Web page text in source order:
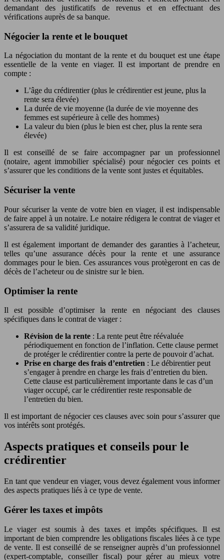
demandant des justificatifs de revenus et en effectuant des
vérifications auprès de sa banque.
Négocier la rente et le bouquet
La négociation du montant de la rente et du bouquet est une étape
essentielle de la vente en viager. Il est important de prendre en
compte :
L’âge du crédirentier (plus le crédirentier est jeune, plus la
rente sera élevée)
La durée de vie moyenne (la durée de vie moyenne des
femmes est supérieure à celle des hommes)
La valeur du bien (plus le bien est cher, plus la rente sera
élevée)
Il est conseillé de se faire accompagner par un professionnel
(notaire, agent immobilier spécialisé) pour négocier ces points et
s’assurer que les conditions de la vente sont justes et équitables.
Sécuriser la vente
Pour sécuriser la vente de votre bien en viager, il est indispensable
de faire appel à un notaire. Le notaire rédigera le contrat de viager et
s’assurera de sa validité juridique.
Il est également important de demander des garanties à l’acheteur,
telles qu’une assurance décès pour la rente et une assurance
dommages pour le bien. Ces assurances vous protègeront en cas de
décès de l’acheteur ou de sinistre sur le bien.
Optimiser la rente
Il est possible d’optimiser la rente en négociant des clauses
spécifiques dans le contrat de viager :
Révision de la rente : La rente peut être réévaluée
périodiquement en fonction de l’inflation. Cette clause permet
de protéger le crédirentier contre la perte de pouvoir d’achat.
Prise en charge des frais d’entretien : Le débirentier peut
s’engager à prendre en charge les frais d’entretien du bien.
Cette clause est particulièrement importante dans le cas d’un
viager occupé, car le crédirentier reste responsable de
l’entretien du bien.
Il est important de négocier ces clauses avec soin pour s’assurer que
vos intérêts sont protégés.
Aspects pratiques et conseils pour le
crédirentier
En tant que vendeur en viager, vous devez également vous informer
des aspects pratiques liés à ce type de vente.
Gérer les taxes et impôts
Le viager est soumis à des taxes et impôts spécifiques. Il est
important de bien comprendre les obligations fiscales liées à ce type
de vente. Il est conseillé de se renseigner auprès d’un professionnel
(expert-comptable, conseiller fiscal) pour gérer au mieux votre